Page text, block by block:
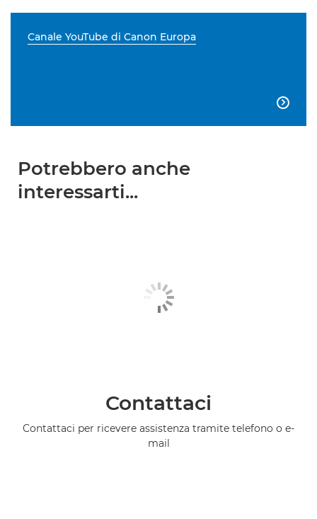
Canale YouTube di Canon Europa

Potrebbero anche
interessarti...
Contattaci
Contattaci per ricevere assistenza tramite telefono o e-
mail